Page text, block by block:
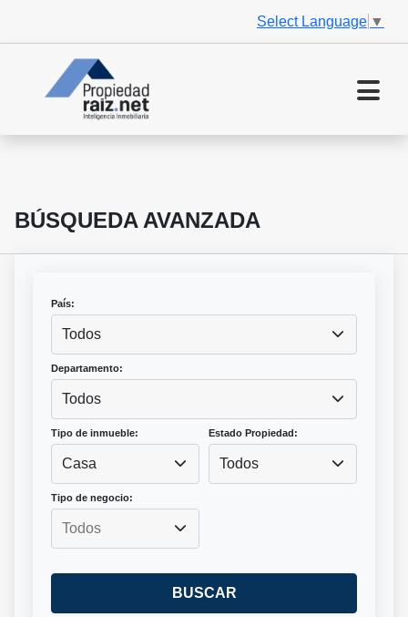
Select Language ▼
BÚSQUEDA AVANZADA
País:
Todos
Departamento:
Todos
Tipo de inmueble:
Casa
Estado Propiedad:
Todos
Tipo de negocio:
BUSCAR